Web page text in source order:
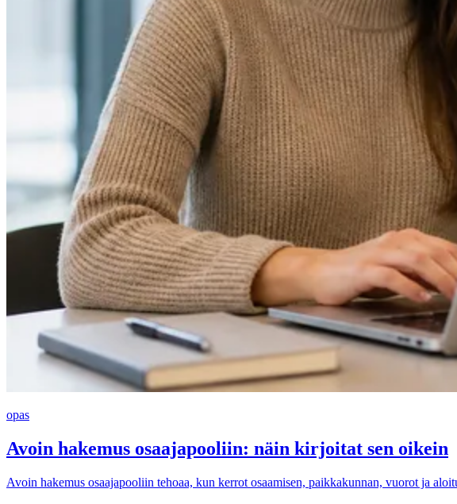
opas
Avoin hakemus osaajapooliin: näin kirjoitat sen oikein
Avoin hakemus osaajapooliin tehoaa, kun kerrot osaamisen, paikkakunnan, vuorot ja